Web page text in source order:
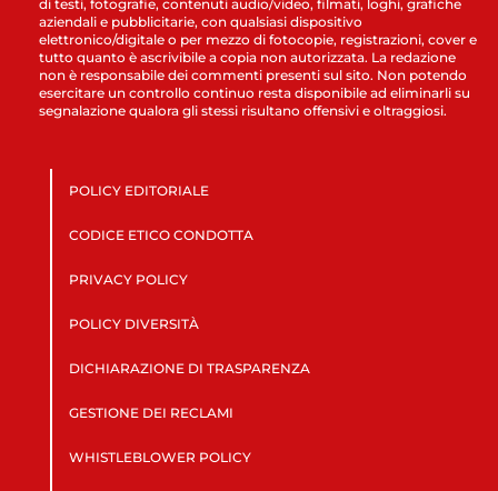
di testi, fotografie, contenuti audio/video, filmati, loghi, grafiche
aziendali e pubblicitarie, con qualsiasi dispositivo
elettronico/digitale o per mezzo di fotocopie, registrazioni, cover e
tutto quanto è ascrivibile a copia non autorizzata. La redazione
non è responsabile dei commenti presenti sul sito. Non potendo
esercitare un controllo continuo resta disponibile ad eliminarli su
segnalazione qualora gli stessi risultano offensivi e oltraggiosi.
POLICY EDITORIALE
CODICE ETICO CONDOTTA
PRIVACY POLICY
POLICY DIVERSITÀ
DICHIARAZIONE DI TRASPARENZA
GESTIONE DEI RECLAMI
WHISTLEBLOWER POLICY